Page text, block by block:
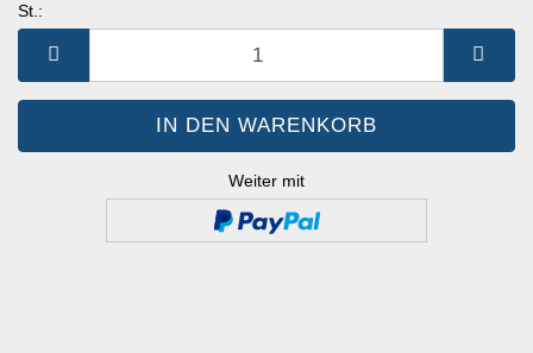
St.:
Weiter mit